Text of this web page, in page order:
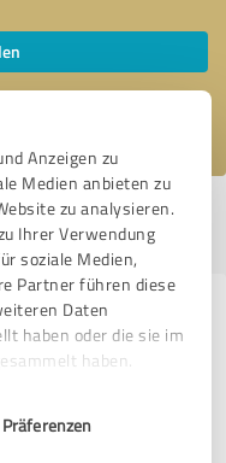
Anzeigen zu
Medien anbieten zu
zu analysieren.
Ihrer Verwendung
soziale Medien,
Partner führen diese
Daten
haben oder die sie im
haben.
Präferenzen
29.07.2026|Profil
Bereich